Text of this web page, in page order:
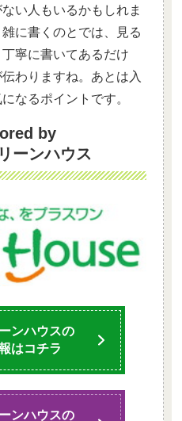
い人もいるかもしれま
に書くのとでは、見る
寧に書いてあるだけ
わりますね。あとは入
なるポイントです。
by
ーンハウス
ンハウスの
はコチラ
ンハウスの